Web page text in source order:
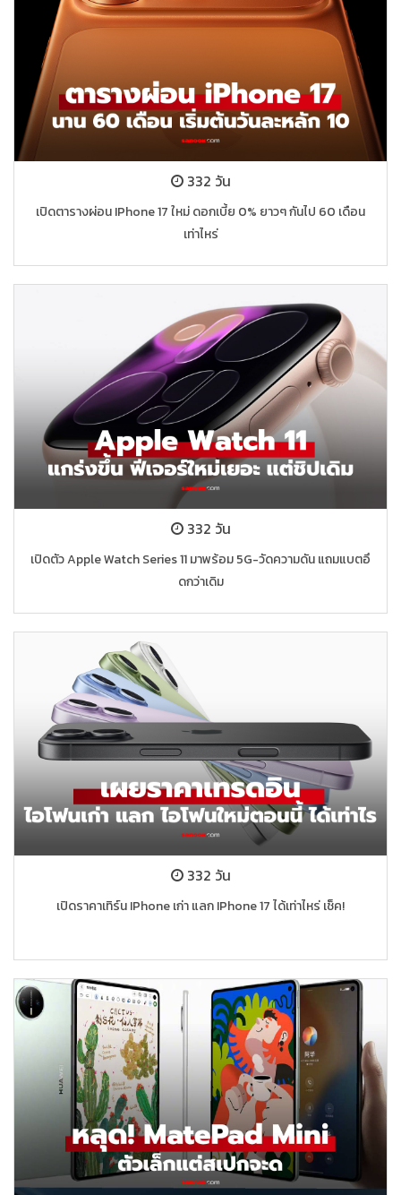
332 วัน
เปิดตารางผ่อน IPhone 17 ใหม่ ดอกเบี้ย 0% ยาวๆ กันไป 60 เดือน
เท่าไหร่
332 วัน
เปิดตัว Apple Watch Series 11 มาพร้อม 5G-วัดความดัน แถมแบตอึ
ดกว่าเดิม
332 วัน
เปิดราคาเทิร์น IPhone เก่า แลก IPhone 17 ได้เท่าไหร่ เช็ค!